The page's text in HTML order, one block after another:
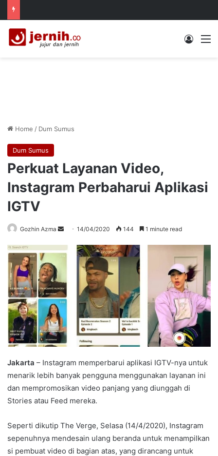
Log In
Home / Dum Sumus
Dum Sumus
Perkuat Layanan Video,
Instagram Perbaharui Aplikasi
IGTV
Gozhin Azma
Send
email
14/04/2020 144 1 minute read
Jakarta – Instagram memperbarui aplikasi IGTV-nya untuk
menarik lebih banyak pengguna menggunakan layanan ini
dan mempromosikan video panjang yang diunggah di
Stories atau Feed mereka.
Seperti dikutip The Verge, Selasa (14/4/2020), Instagram
sepenuhnya mendesain ulang beranda untuk menampilkan
si pembuat video di bagian atas, yang dirancang untuk